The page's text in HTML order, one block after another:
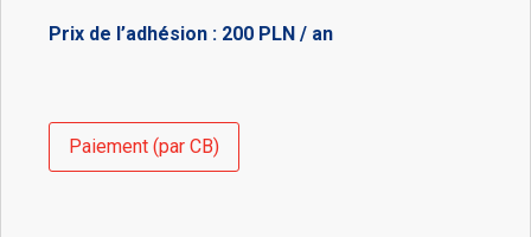
Prix de l’adhésion : 200 PLN / an